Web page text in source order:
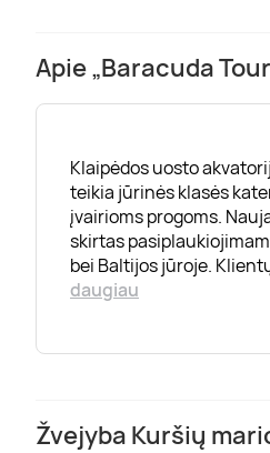
Apie „Baracuda
Klaipėdos uosto
teikia jūrinės klasės
įvairioms progoms.
skirtas
bei Baltijos jūroje.
daugiau
Žvejyba Kuršių